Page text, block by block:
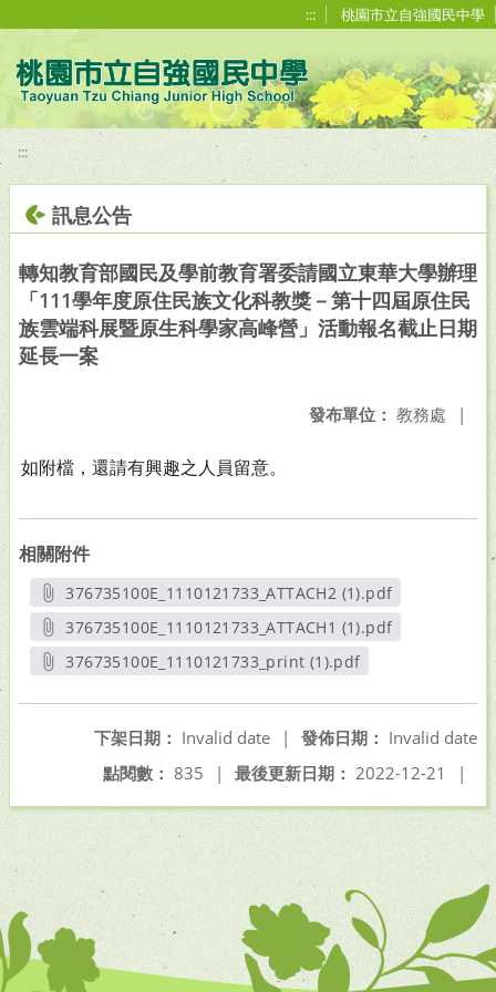
::: 桃園市立自強國民中學
:::
訊息公告
轉知教育部國民及學前教育署委請國立東華大學辦理
「111學年度原住民族文化科教獎－第十四屆原住民
族雲端科展暨原生科學家高峰營」活動報名截止日期
延長一案
發布單位： 教務處 |
如附檔，還請有興趣之人員留意。
相關附件
376735100E_1110121733_ATTACH2 (1).pdf
另開新視窗
376735100E_1110121733_ATTACH1 (1).pdf
另開新視窗
376735100E_1110121733_print (1).pdf
發佈日期： Invalid date
下架日期： Invalid date
|
最後更新日期： 2022-12-21 |
點閱數： 835 |